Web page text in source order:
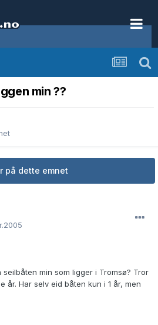
min ??
på dette emnet
min som ligger i Tromsø? Tror
år. Har selv eid båten kun i 1 år, men